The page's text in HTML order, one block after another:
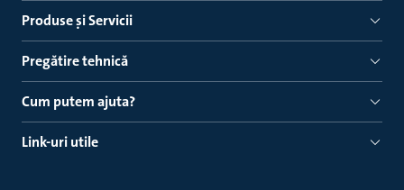
Produse ṣi Servicii
Pregătire tehnică
Cum putem ajuta?
Link-uri utile